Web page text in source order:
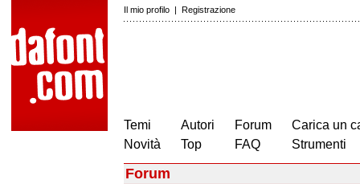
Il mio profilo | Registrazione
Temi
Novità
Autori
Top
Forum
FAQ
Carica un
Strumenti
Forum